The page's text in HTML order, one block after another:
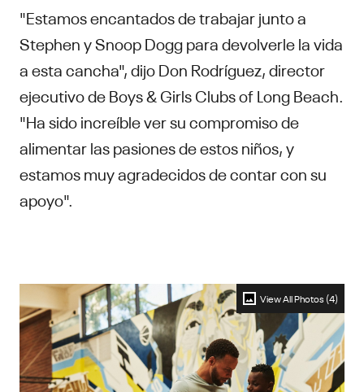
"Estamos encantados de trabajar junto a
Stephen y Snoop Dogg para devolverle la vida
a esta cancha", dijo Don Rodríguez, director
ejecutivo de Boys & Girls Clubs of Long Beach.
"Ha sido increíble ver su compromiso de
alimentar las pasiones de estos niños, y
estamos muy agradecidos de contar con su
apoyo".
View All Photos (4)